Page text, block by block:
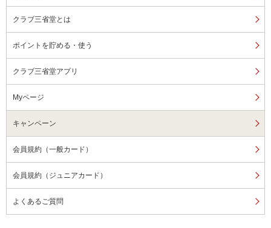
クラブ三省堂とは
ポイントを貯める・使う
クラブ三省堂アプリ
Myページ
キャンペーン
会員規約（一般カード）
会員規約（ジュニアカード）
よくあるご質問